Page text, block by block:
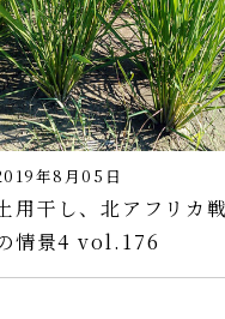
年8月05日
用干し、北アフリカ
情景4 vol.176